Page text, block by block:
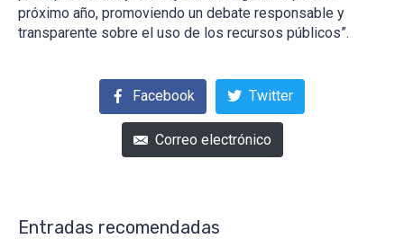
próximo año, promoviendo un debate responsable y
transparente sobre el uso de los recursos públicos”.
Facebook Twitter
Correo electrónico
Entradas recomendadas